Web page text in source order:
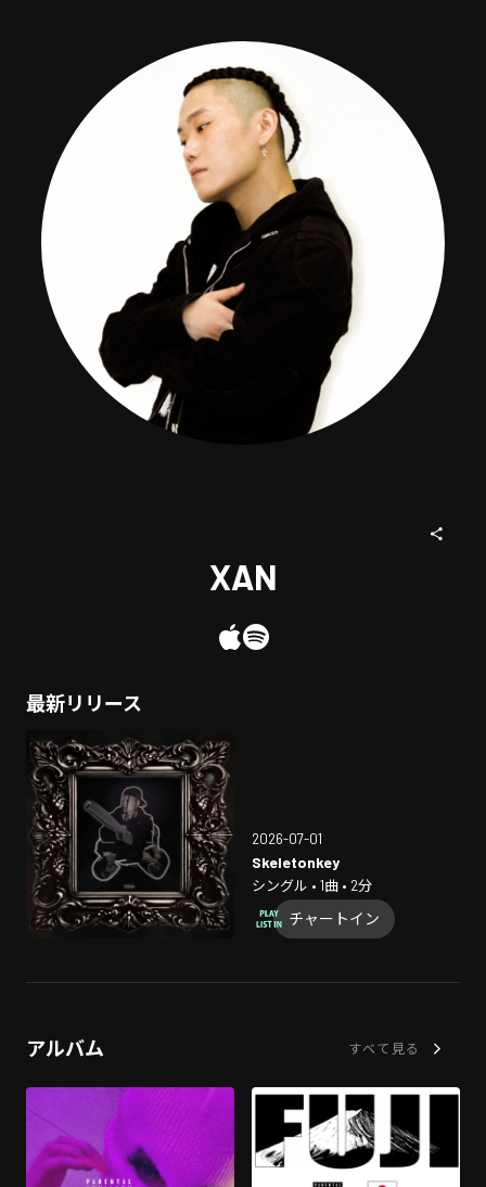
XAN
最新リリース
2026-07-01
Skeletonkey
シングル • 1曲 • 2分
チャートイン
アルバム すべて見る